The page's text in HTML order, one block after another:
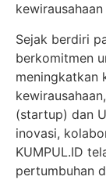
Sejak berdiri
berkomitmen
meningkatkan
(startup) dan
inovasi,
KUMPUL.ID
pertumbuhan